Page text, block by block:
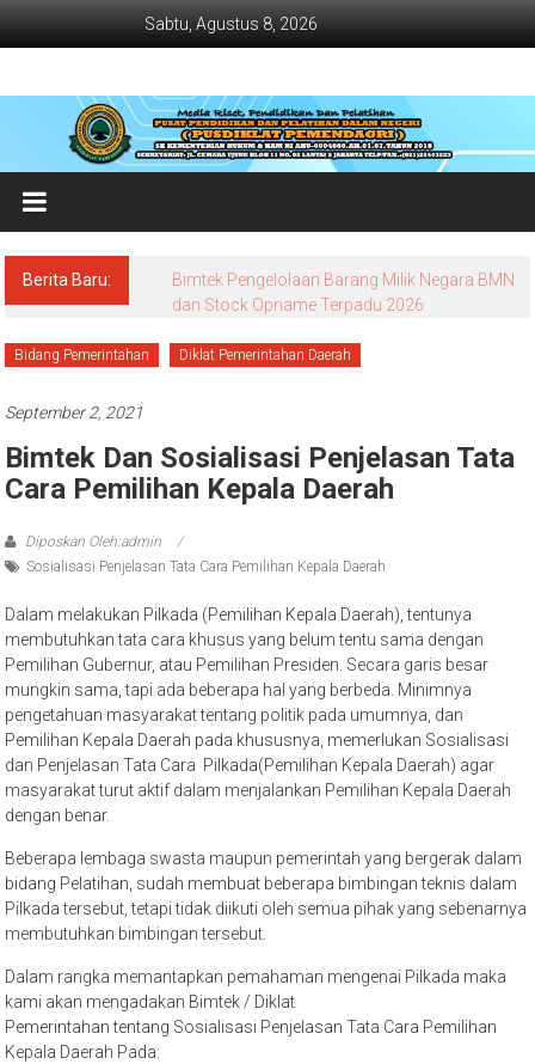
Sabtu, Agustus 8, 2026
Jadwal
Bimtek
dan
Diklat
Terbaru
Dan
Berita Baru:
Bimtek Pengelolaan Barang Milik Negara BMN
dan Stock Opname Terpadu 2026
Bidang Pemerintahan Diklat Pemerintahan Daerah
September 2, 2021
Bimtek Dan Sosialisasi Penjelasan Tata
Cara Pemilihan Kepala Daerah
Diposkan Oleh:admin
Sosialisasi Penjelasan Tata Cara Pemilihan Kepala Daerah
Dalam melakukan Pilkada (Pemilihan Kepala Daerah), tentunya
membutuhkan tata cara khusus yang belum tentu sama dengan
Pemilihan Gubernur, atau Pemilihan Presiden. Secara garis besar
mungkin sama, tapi ada beberapa hal yang berbeda. Minimnya
pengetahuan masyarakat tentang politik pada umumnya, dan
Pemilihan Kepala Daerah pada khususnya, memerlukan Sosialisasi
dan Penjelasan Tata Cara Pilkada(Pemilihan Kepala Daerah) agar
masyarakat turut aktif dalam menjalankan Pemilihan Kepala Daerah
dengan benar.
Beberapa lembaga swasta maupun pemerintah yang bergerak dalam
bidang Pelatihan, sudah membuat beberapa bimbingan teknis dalam
Pilkada tersebut, tetapi tidak diikuti oleh semua pihak yang sebenarnya
membutuhkan bimbingan tersebut.
Dalam rangka memantapkan pemahaman mengenai Pilkada maka
kami akan mengadakan Bimtek / Diklat
Pemerintahan tentang Sosialisasi Penjelasan Tata Cara Pemilihan
Kepala Daerah Pada: